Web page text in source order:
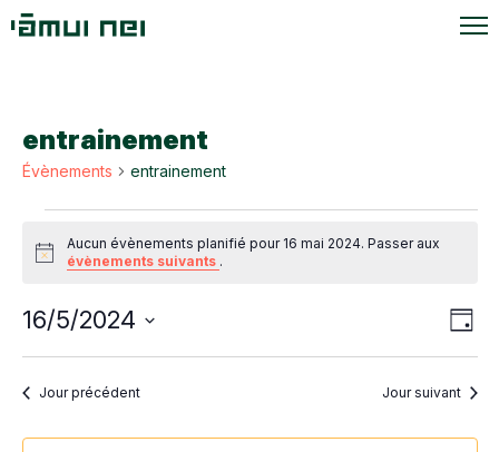
entrainement
Évènements entrainement
for
mai
2024
Notice
Aucun évènements planifié pour 16 mai 2024. Passer aux
évènements suivants .
par
de
Jour
16/5/2024
date.Jour précédent Jour suivant